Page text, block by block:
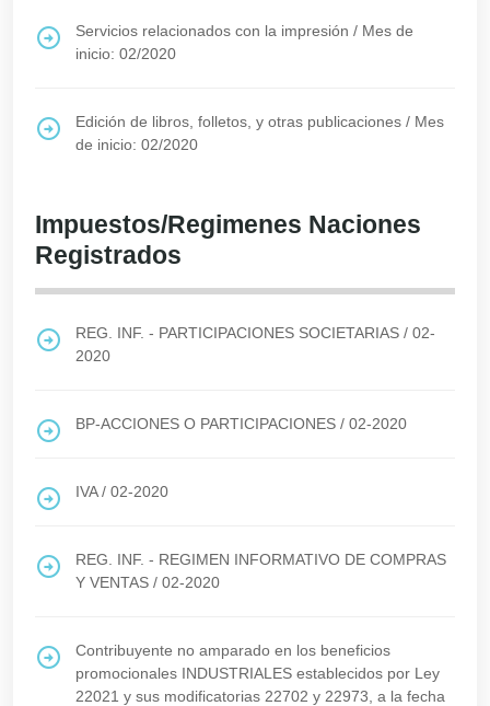
Servicios relacionados con la impresión / Mes de
inicio: 02/2020
Edición de libros, folletos, y otras publicaciones / Mes
de inicio: 02/2020
Impuestos/Regimenes Naciones
Registrados
REG. INF. - PARTICIPACIONES SOCIETARIAS / 02-
2020
BP-ACCIONES O PARTICIPACIONES / 02-2020
IVA/ 02-2020
REG. INF. - REGIMEN INFORMATIVO DE COMPRAS
Y VENTAS / 02-2020
Contribuyente no amparado en los beneficios
promocionales INDUSTRIALES establecidos por Ley
22021 y sus modificatorias 22702 y 22973, a la fecha